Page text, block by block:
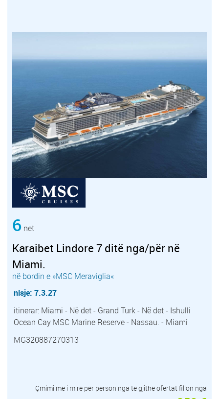
6 net
Karaibet Lindore 7 ditë nga/për në
Miami.
në bordin e »MSC Meraviglia«
nisje: 7.3.27
itinerar: Miami - Në det - Grand Turk - Në det - Ishulli
Ocean Cay MSC Marine Reserve - Nassau. - Miami
MG320887270313
Çmimi më i mirë për person nga të gjithë ofertat fillon nga